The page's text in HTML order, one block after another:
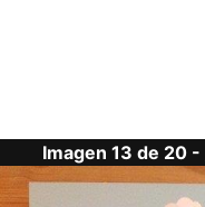
Imagen 13 de 20 -